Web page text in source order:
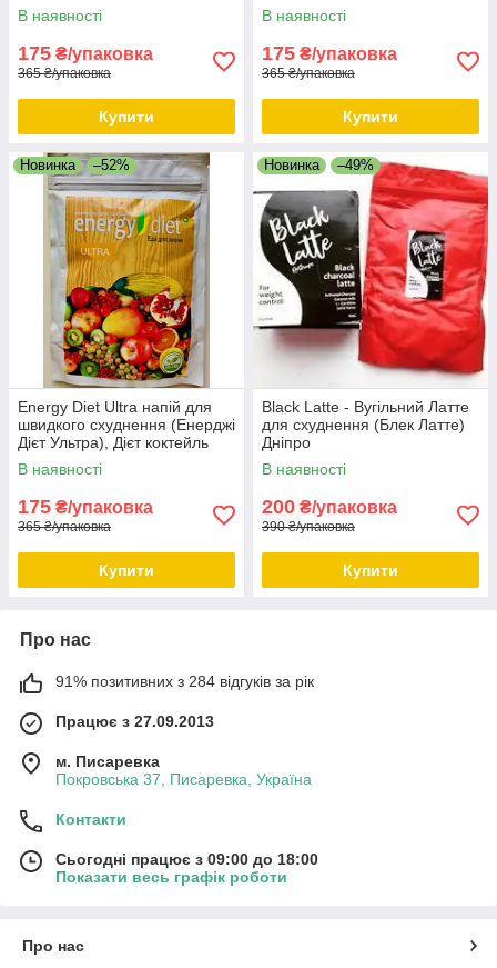
В наявності
175 ₴/упаковка
365 ₴/упаковка
Купити
В наявності
175 ₴/упаковка
365 ₴/упаковка
Купити
Новинка –52%
Energy Diet Ultra напій для
швидкого схуднення (Енерджі
Дієт Ультра), Дієт коктейль
150 грам, офіційний сайт
Дніпро
В наявності
175 ₴/упаковка
365 ₴/упаковка
Купити
Новинка –49%
Black Latte - Вугільний Латте
для схуднення (Блек Латте)
Дніпро
В наявності
200 ₴/упаковка
390 ₴/упаковка
Купити
Про нас
91% позитивних з 284 відгуків за рік
Працює з 27.09.2013
м. Писаревка
Покровська 37, Писаревка, Україна
Контакти
Сьогодні працює з 09:00 до 18:00
Показати весь графік роботи
Про нас